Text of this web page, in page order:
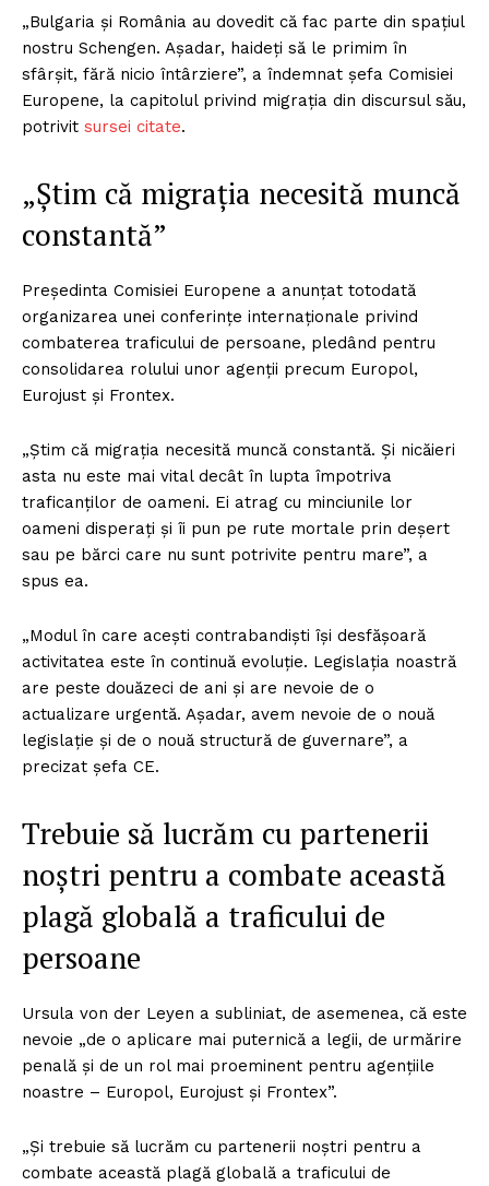
„Bulgaria şi România au dovedit că fac parte din spaţiul
nostru Schengen. Aşadar, haideţi să le primim în
sfârşit, fără nicio întârziere”, a îndemnat şefa Comisiei
Europene, la capitolul privind migraţia din discursul său,
potrivit sursei citate.
„Ştim că migraţia necesită muncă
constantă”
Președinta Comisiei Europene a anunţat totodată
organizarea unei conferinţe internaţionale privind
combaterea traficului de persoane, pledând pentru
consolidarea rolului unor agenţii precum Europol,
Eurojust şi Frontex.
„Ştim că migraţia necesită muncă constantă. Şi nicăieri
asta nu este mai vital decât în lupta împotriva
traficanţilor de oameni. Ei atrag cu minciunile lor
oameni disperaţi şi îi pun pe rute mortale prin deşert
sau pe bărci care nu sunt potrivite pentru mare”, a
spus ea.
„Modul în care aceşti contrabandişti îşi desfăşoară
activitatea este în continuă evoluţie. Legislaţia noastră
are peste douăzeci de ani şi are nevoie de o
actualizare urgentă. Aşadar, avem nevoie de o nouă
legislaţie şi de o nouă structură de guvernare”, a
precizat şefa CE.
Trebuie să lucrăm cu partenerii
noştri pentru a combate această
plagă globală a traficului de
persoane
Ursula von der Leyen a subliniat, de asemenea, că este
nevoie „de o aplicare mai puternică a legii, de urmărire
penală şi de un rol mai proeminent pentru agenţiile
noastre – Europol, Eurojust şi Frontex”.
„Şi trebuie să lucrăm cu partenerii noştri pentru a
combate această plagă globală a traficului de